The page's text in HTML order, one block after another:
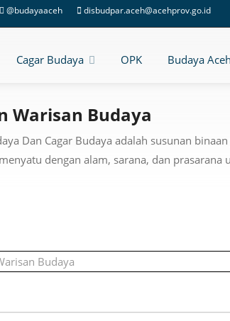
@budayaaceh disbudpar.aceh@acehprov.go.id
Cagar Budaya OPK Budaya Aceh
Warisan Budaya
Dan Cagar Budaya adalah susunan
dengan alam, sarana, dan